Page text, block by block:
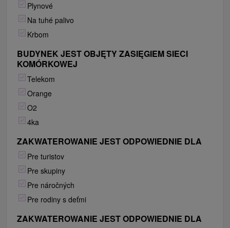
Plynové
Na tuhé palivo
Krbom
BUDYNEK JEST OBJĘTY ZASIĘGIEM SIECI
KOMÓRKOWEJ
Telekom
Orange
O2
4ka
ZAKWATEROWANIE JEST ODPOWIEDNIE DLA
Pre turistov
Pre skupiny
Pre náročných
Pre rodiny s deťmi
ZAKWATEROWANIE JEST ODPOWIEDNIE DLA